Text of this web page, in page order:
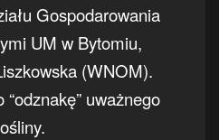
Gospodarowania
UM w Bytomiu,
(WNOM).
uważnego